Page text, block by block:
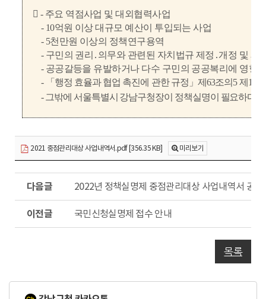
 - 주요 역점사업 및 대외협력사업
- 10억원 이상 대규모 예산이 투입되는 사업
- 5천만원 이상의 정책연구용역
- 구민의 권리 ․ 의무와 관련된 자치법규 제정 ․개정 및 폐
- 공공갈등을 유발하거나 다수 구민의 공공복리에 영향
-
「 행정 효율과 협업 촉진에 관한 규정 」제63조의 5제 1
- 그밖에 서울특별시 강남구청장이 정책실명이 필요하다
2021 중점관리대상 사업내역서.pdf [356.35 KB] 미리보기
글
2022년 정책실명제 중점관리대상 사업내역서 공개
글
국민신청실명제 접수 안내
목록